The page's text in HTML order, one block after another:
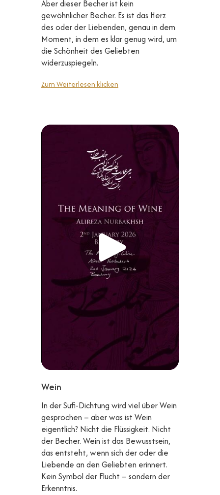
Aber dieser Becher ist kein
gewöhnlicher Becher. Es ist das Herz
des oder der Liebenden, genau in dem
Moment, in dem es klar genug wird, um
die Schönheit des Geliebten
widerzuspiegeln.
Zum Weiterlesen klicken
Wein
In der Sufi-Dichtung wird viel über Wein
gesprochen – aber was ist Wein
eigentlich? Nicht die Flüssigkeit. Nicht
der Becher. Wein ist das Bewusstsein,
das entsteht, wenn sich der oder die
Liebende an den Geliebten erinnert.
Kein Symbol der Flucht – sondern der
Erkenntnis.